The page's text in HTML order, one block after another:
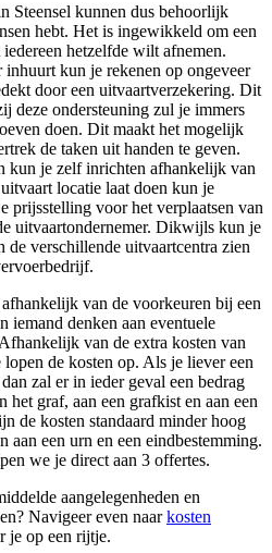
Steensel kunnen dus behoorlijk
hebt. Het is ingewikkeld om een
hetzelfde wilt afnemen.
kun je rekenen op ongeveer
door een uitvaartverzekering. Dit
deze ondersteuning zul je immers
doen. Dit maakt het mogelijk
de taken uit handen te geven.
kun je zelf inrichten afhankelijk van
locatie laat doen kun je
prijsstelling voor het verplaatsen van
uitvaartondernemer. Dikwijls kun je
de verschillende uitvaartcentra zien
van de voorkeuren bij een
iemand denken aan eventuele
van de extra kosten van
de kosten op. Als je liever een
zal er in ieder geval een bedrag
het graf, aan een grafkist en aan een
de kosten standaard minder hoog
aan een urn en een eindbestemming.
we je direct aan 3 offertes.
aangelegenheden en
Navigeer even naarkosten
je op een rijtje.